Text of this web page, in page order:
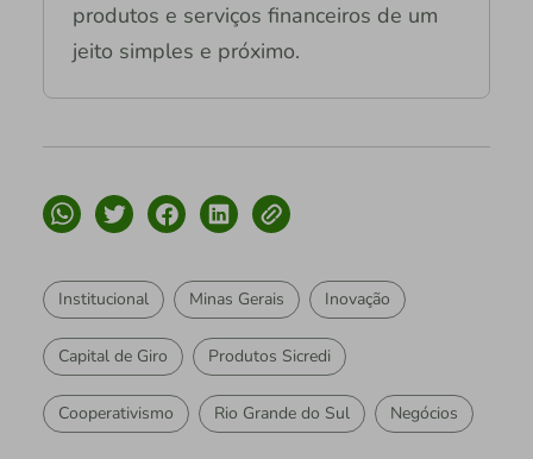
produtos e serviços financeiros de um
jeito simples e próximo.
Institucional Minas Gerais Inovação
Capital de Giro Produtos Sicredi
Cooperativismo Rio Grande do Sul Negócios